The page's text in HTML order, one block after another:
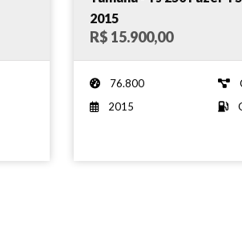
2015
R$ 15.900,00
76.800
2015